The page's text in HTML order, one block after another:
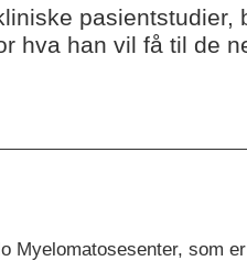
pasientstudier,
hva han vil få til de
Myelomatosesenter, som